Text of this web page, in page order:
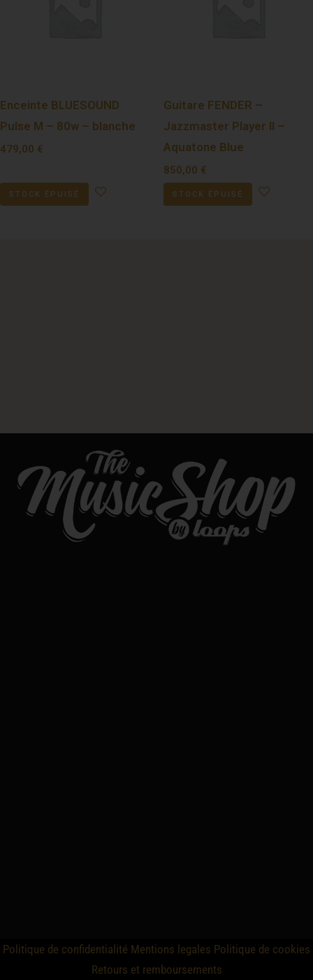
Enceinte BLUESOUND
Pulse M – 80w – blanche
479,00 €
STOCK ÉPUISÉ
Guitare FENDER –
Jazzmaster Player II –
Aquatone Blue
850,00 €
STOCK ÉPUISÉ
Politique de confidentialité Mentions legales Politique de cookies
Retours et remboursements